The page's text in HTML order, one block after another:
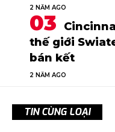
2 NĂM AGO
thế giới
bán kết
2 NĂM AGO
TIN CÙNG LOẠI